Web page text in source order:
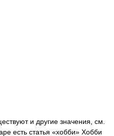
и другие значения, см.
есть статья «хобби» Хобби